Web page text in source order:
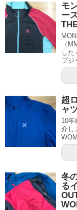
モ
ー
（
した
プジ
超
ャ
10年
介し
冬
る